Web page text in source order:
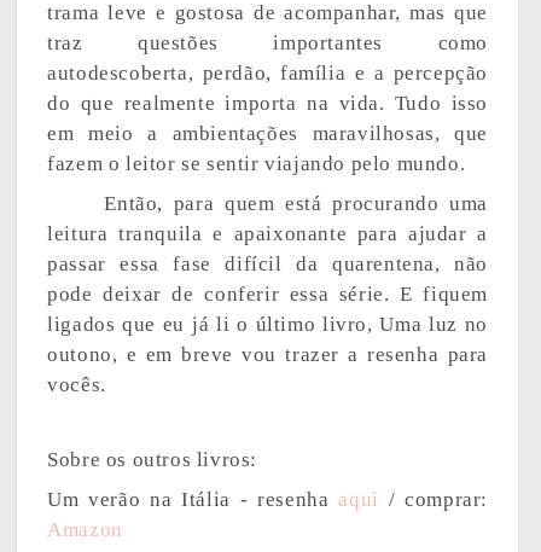
trama leve e gostosa de acompanhar, mas que
traz questões importantes como
autodescoberta, perdão, família e a percepção
do que realmente importa na vida. Tudo isso
em meio a ambientações maravilhosas, que
fazem o leitor se sentir viajando pelo mundo.
Então, para quem está procurando uma
leitura tranquila e apaixonante para ajudar a
passar essa fase difícil da quarentena, não
pode deixar de conferir essa série. E fiquem
ligados que eu já li o último livro, Uma luz no
outono, e em breve vou trazer a resenha para
vocês.
Sobre os outros livros:
Um verão na Itália - resenhaaqui / comprar:
Amazon